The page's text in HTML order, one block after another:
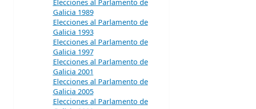
Elecciones al Parlamento de
Galicia 1989
Elecciones al Parlamento de
Galicia 1993
Elecciones al Parlamento de
Galicia 1997
Elecciones al Parlamento de
Galicia 2001
Elecciones al Parlamento de
Galicia 2005
Elecciones al Parlamento de